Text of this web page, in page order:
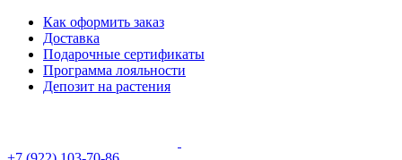
Как оформить заказ
Доставка
Подарочные сертификаты
Программа лояльности
Депозит на растения